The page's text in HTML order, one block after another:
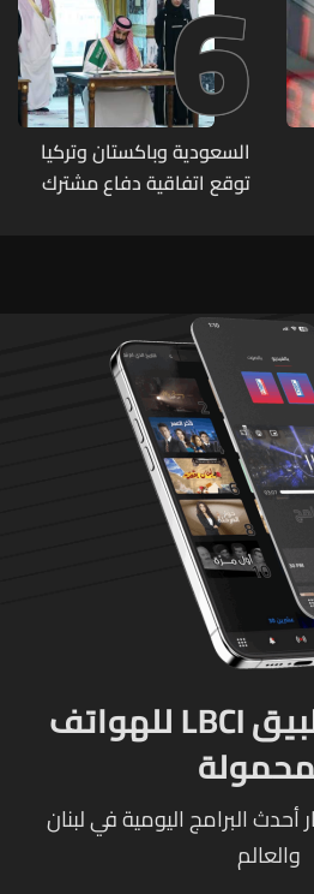
6
السعودية وباكستان وتركيا
توقع اتفاقية دفاع مشترك
حمل الآن تطبيق LBCI للهواتف
أحدث البرامج اليومية في لبنان
والعالم